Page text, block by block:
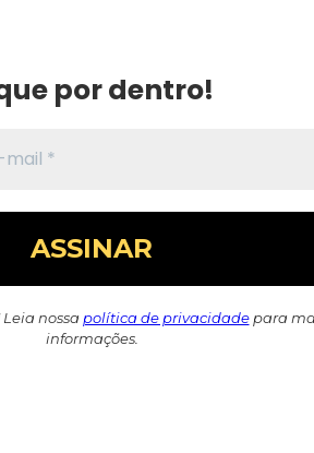
por dentro!
nossa política de privacidadepara
informações.